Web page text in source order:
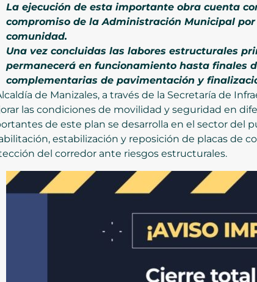
La ejecución de esta importante obra cuenta
compromiso de la Administración Municipal
comunidad.
Una vez concluidas las labores estructurales
permanecerá en funcionamiento hasta finales
complementarias de pavimentación y
de Manizales, a través de la Secretaría de
las condiciones de movilidad y seguridad en
de este plan se desarrolla en el sector del
estabilización y reposición de placas de
del corredor ante riesgos estructurales.